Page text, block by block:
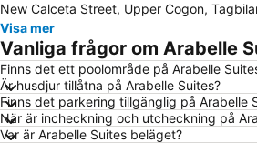
New Calceta Street, Upper Cogon,
Visa mer
Vanliga frågor om Arabelle
Finns det ett poolområde på Arabelle
Är husdjur tillåtna på Arabelle Suites?
Finns det parkering tillgänglig på Arabelle
När är incheckning och utcheckning på
Var är Arabelle Suites beläget?